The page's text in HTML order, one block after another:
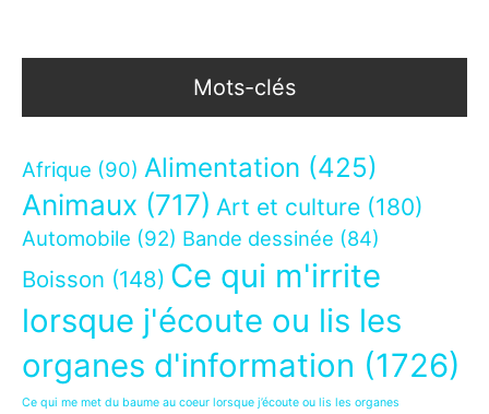
Mots-clés
Afrique (90) Alimentation (425)
Animaux (717) Art et culture (180)
Automobile (92) Bande dessinée (84)
Boisson (148) Ce qui m'irrite
lorsque j'écoute ou lis les
organes d'information (1726)
Ce qui me met du baume au coeur lorsque j’écoute ou lis les organes